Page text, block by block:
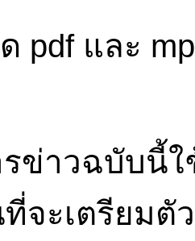
pdf และ
วฉบับนี้ใ
จะเตรียมตั